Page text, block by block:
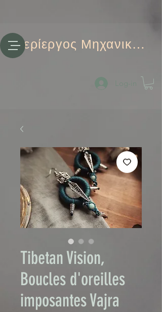
Περίεργος Μηχανικός
Log-in
Tibetan Vision,
Boucles d'oreilles
imposantes Vajra